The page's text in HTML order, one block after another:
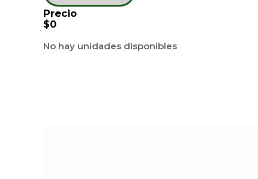
Precio
$0
No hay unidades disponibles